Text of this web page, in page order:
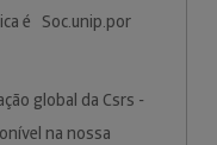
é Soc.unip.por
global da Csrs -
na nossa